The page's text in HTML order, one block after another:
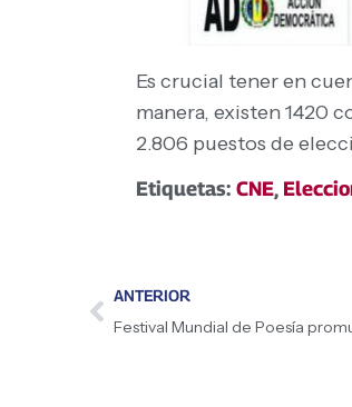
Es crucial tener en
manera, existen 1420
2.806 puestos de
Etiquetas: CNE,
ANTERIOR
Festival Mundial de Poesía